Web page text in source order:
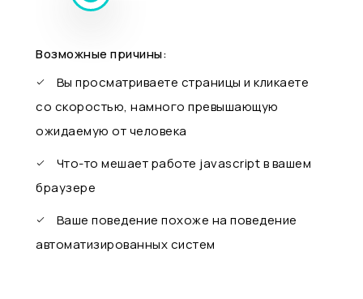
Возможные причины:
Вы просматриваете страницы и кликаете
со скоростью, намного превышающую
ожидаемую от человека
Что-то мешает работе javascript в вашем
браузере
Ваше поведение похоже на поведение
автоматизированных систем